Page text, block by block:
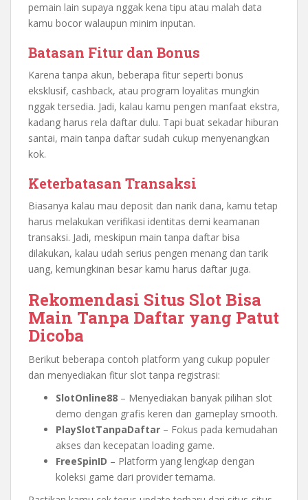
pemain lain supaya nggak kena tipu atau malah data
kamu bocor walaupun minim inputan.
Batasan Fitur dan Bonus
Karena tanpa akun, beberapa fitur seperti bonus
eksklusif, cashback, atau program loyalitas mungkin
nggak tersedia. Jadi, kalau kamu pengen manfaat ekstra,
kadang harus rela daftar dulu. Tapi buat sekadar hiburan
santai, main tanpa daftar sudah cukup menyenangkan
kok.
Keterbatasan Transaksi
Biasanya kalau mau deposit dan narik dana, kamu tetap
harus melakukan verifikasi identitas demi keamanan
transaksi. Jadi, meskipun main tanpa daftar bisa
dilakukan, kalau udah serius pengen menang dan tarik
uang, kemungkinan besar kamu harus daftar juga.
Rekomendasi Situs Slot Bisa
Main Tanpa Daftar yang Patut
Dicoba
Berikut beberapa contoh platform yang cukup populer
dan menyediakan fitur slot tanpa registrasi:
SlotOnline88 – Menyediakan banyak pilihan slot
demo dengan grafis keren dan gameplay smooth.
PlaySlotTanpaDaftar – Fokus pada kemudahan
akses dan kecepatan loading game.
FreeSpinID – Platform yang lengkap dengan
koleksi game dari provider ternama.